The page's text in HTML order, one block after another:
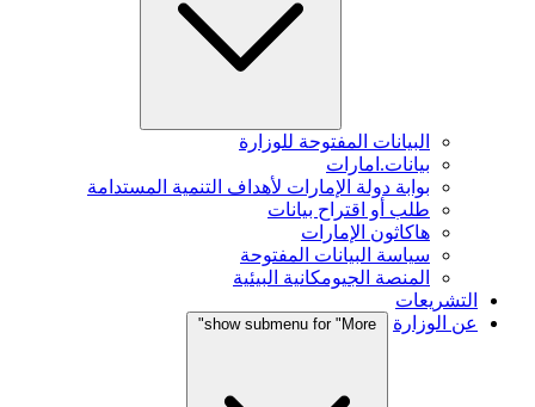
البيانات المفتوحة للوزارة
بيانات.امارات
بوابة دولة الإمارات لأهداف التنمية المستدامة
طلب أو اقتراح بيانات
هاكاثون الإمارات
سياسة البيانات المفتوحة
المنصة الجيومكانية البيئية
التشريعات
عن الوزارة
show submenu for "More"